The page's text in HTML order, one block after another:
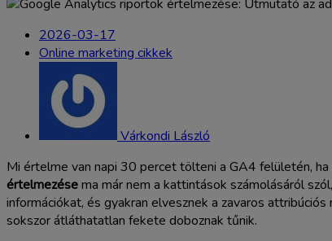
2026-03-17
Online marketing cikkek
Várkondi László
Mi értelme van napi 30 percet tölteni a GA4 felületén,
értelmezésema már nem a kattintások számolásáról
információkat, és gyakran elvesznek a zavaros
sokszor átláthatatlan fekete doboznak tűnik.